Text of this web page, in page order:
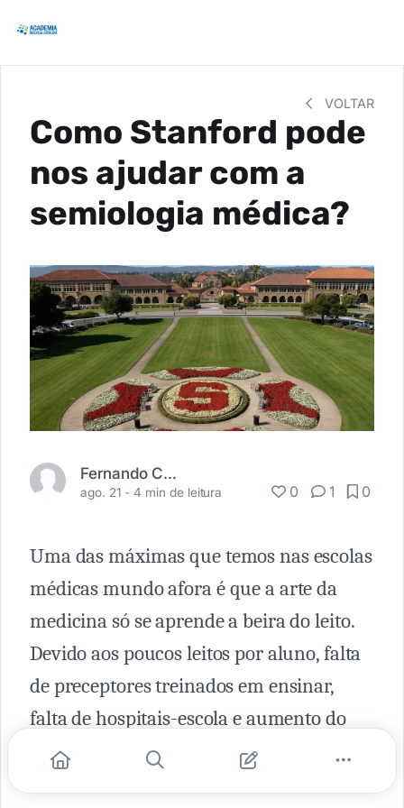
VOLTAR
Como Stanford pode
nos ajudar com a
semiologia médica?
Fernando Carbonieri
ago. 21 -4 min de leitura 0 1 0
Uma das máximas que temos nas escolas
médicas mundo afora é que a arte da
medicina só se aprende a beira do leito.
Devido aos poucos leitos por aluno, falta
de preceptores treinados em ensinar,
falta de hospitais-escola e aumento do
número de vagas nas faculdades de